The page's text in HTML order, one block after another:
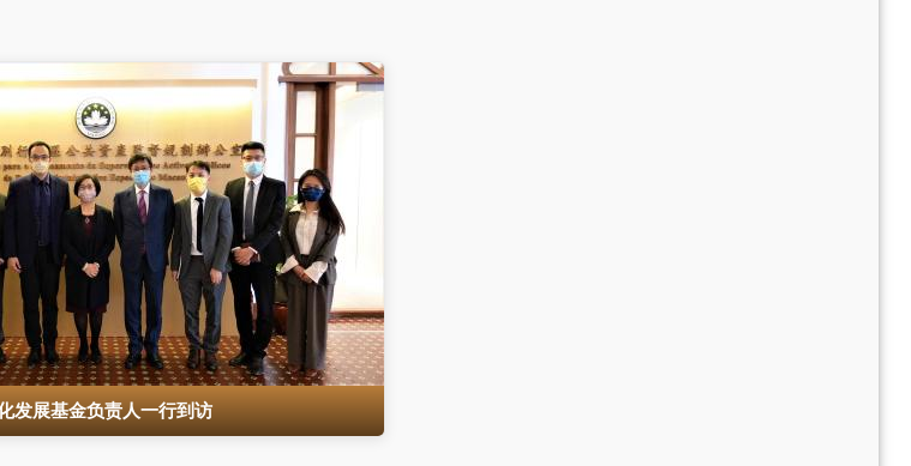
发展基金负责人一行到访